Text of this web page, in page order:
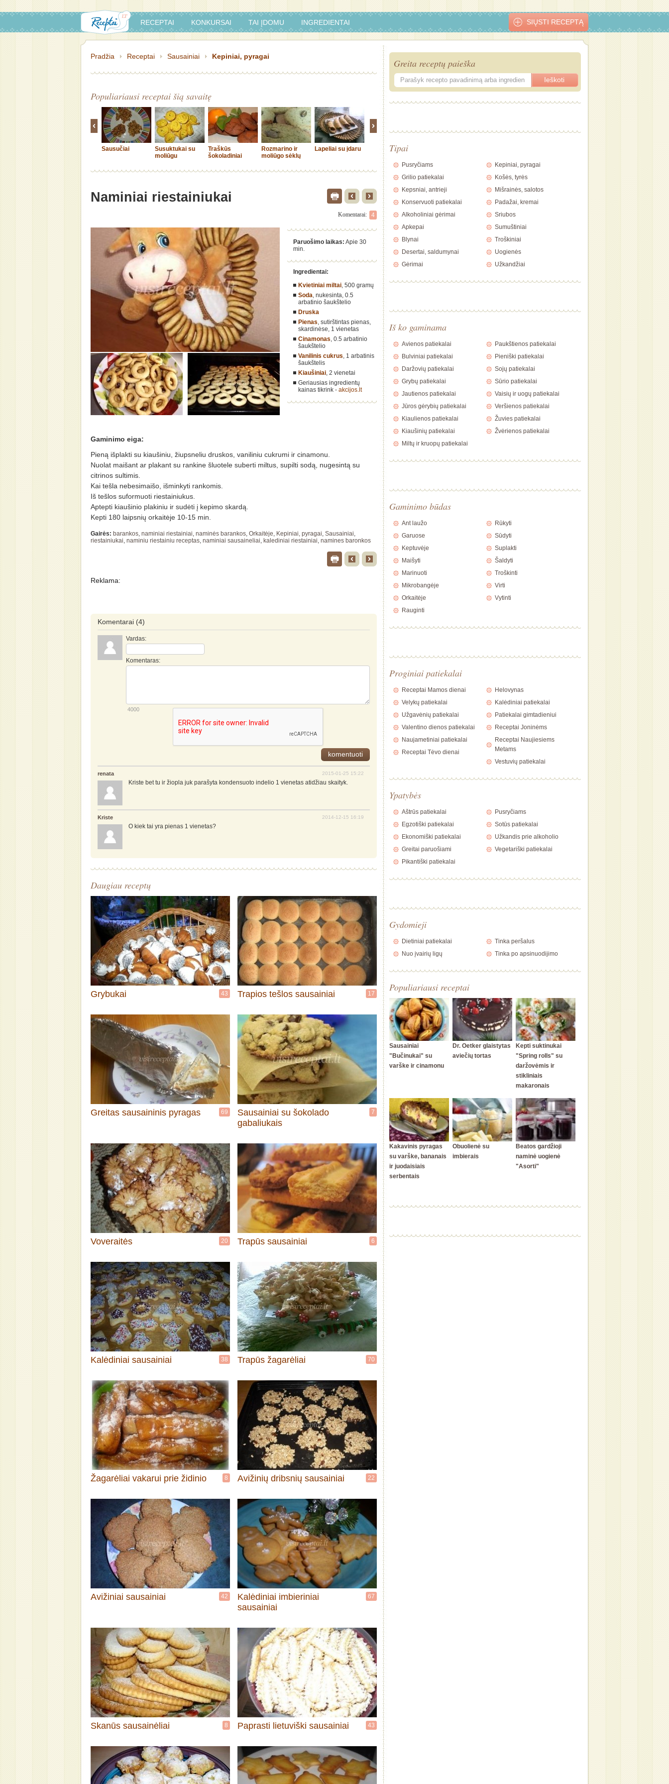
RECEPTAI KONKURSAI TAI ĮDOMU INGREDIENTAI SIŲSTI RECEPTĄ
Pradžia Receptai Sausainiai Kepiniai, pyragai
Populiariausi receptai šią savaitę
Sausučiai
Susuktukai su
moliūgu
Traškūs
šokoladiniai
Rozmarino ir
moliūgo sėklų
Lapeliai su įdaru
Seniai
besmegeniai
gabaliukais
Naminiai riestainiukai
Komentarai: 4
Paruošimo laikas: Apie 30
min.
Ingredientai:
Kvietiniai miltai, 500 gramų
Soda, nukesinta, 0.5
arbatinio šaukštelio
Druska
Pienas, sutirštintas pienas,
skardinėse, 1 vienetas
Cinamonas, 0.5 arbatinio
šaukštelio
Vanilinis cukrus, 1 arbatinis
šaukštelis
Kiaušiniai, 2 vienetai
Geriausias ingredientų
kainas tikrink - akcijos.lt
Gaminimo eiga:
Pieną išplakti su kiaušiniu, žiupsneliu druskos, vaniliniu cukrumi ir cinamonu.
Nuolat maišant ar plakant su rankine šluotele suberti miltus, supilti sodą, nugesintą su
citrinos sultimis.
Kai tešla nebesimaišo, išminkyti rankomis.
Iš tešlos suformuoti riestainiukus.
Aptepti kiaušinio plakiniu ir sudėti į kepimo skardą.
Kepti 180 laipsnių orkaitėje 10-15 min.
Gairės: barankos, naminiai riestainiai, naminės barankos, Orkaitėje, Kepiniai, pyragai, Sausainiai,
riestainiukai, naminiu riestainiu receptas, naminiai sausaineliai, kalediniai riestainiai, namines baronkos
Reklama:
Komentarai (4)
Vardas:
Komentaras:
4000
renata 2015-01-25 15:22
Kriste bet tu ir žiopla juk parašyta kondensuoto indelio 1 vienetas atidžiau skaityk.
Kriste 2014-12-15 16:19
O kiek tai yra pienas 1 vienetas?
Daugiau receptų
Grybukai 43 Trapios tešlos sausainiai 17
Greitas sausaininis pyragas 69
Sausainiai su šokolado
gabaliukais
7
Voveraitės 20 Trapūs sausainiai 6
Kalėdiniai sausainiai 38 Trapūs žagarėliai 70
Žagarėliai vakarui prie židinio 8 Avižinių dribsnių sausainiai 22
Avižiniai sausainiai 42
Kalėdiniai imbieriniai
sausainiai
67
Skanūs sausainėliai 8 Paprasti lietuviški sausainiai 43
Greita receptų paieška
Tipai
Pusryčiams
Grilio patiekalai
Kepsniai, antrieji
Konservuoti patiekalai
Alkoholiniai gėrimai
Apkepai
Blynai
Desertai, saldumynai
Gėrimai
Kepiniai, pyragai
Košės, tyrės
Mišrainės, salotos
Padažai, kremai
Sriubos
Sumuštiniai
Troškiniai
Uogienės
Užkandžiai
Iš ko gaminama
Avienos patiekalai
Bulviniai patiekalai
Daržovių patiekalai
Grybų patiekalai
Jautienos patiekalai
Jūros gėrybių patiekalai
Kiaulienos patiekalai
Kiaušinių patiekalai
Miltų ir kruopų patiekalai
Paukštienos patiekalai
Pieniški patiekalai
Sojų patiekalai
Sūrio patiekalai
Vaisių ir uogų patiekalai
Veršienos patiekalai
Žuvies patiekalai
Žvėrienos patiekalai
Gaminimo būdas
Ant laužo
Garuose
Keptuvėje
Maišyti
Marinuoti
Mikrobangėje
Orkaitėje
Rauginti
Rūkyti
Sūdyti
Suplakti
Šaldyti
Troškinti
Virti
Vytinti
Proginiai patiekalai
Receptai Mamos dienai
Velykų patiekalai
Užgavėnių patiekalai
Valentino dienos patiekalai
Naujametiniai patiekalai
Receptai Tėvo dienai
Helovynas
Kalėdiniai patiekalai
Patiekalai gimtadieniui
Receptai Joninėms
Receptai Naujiesiems
Metams
Vestuvių patiekalai
Ypatybės
Aštrūs patiekalai
Egzotiški patiekalai
Ekonomiški patiekalai
Greitai paruošiami
Pikantiški patiekalai
Pusryčiams
Sotūs patiekalai
Užkandis prie alkoholio
Vegetariški patiekalai
Gydomieji
Dietiniai patiekalai
Nuo įvairių ligų
Tinka peršalus
Tinka po apsinuodijimo
Populiariausi receptai
Sausainiai
"Bučinukai" su
varške ir cinamonu
Dr. Oetker glaistytas
aviečių tortas
Kepti suktinukai
"Spring rolls" su
daržovėmis ir
stikliniais
makaronais
Kakavinis pyragas
su varške, bananais
ir juodaisiais
serbentais
Obuolienė su
imbierais
Beatos gardžioji
naminė uogienė
"Asorti"